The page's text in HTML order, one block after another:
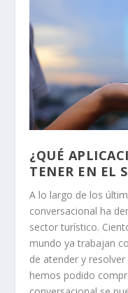
¿QUÉ
TENER EN EL
A lo largo de los
conversacional ha
sector turístico.
mundo ya trabajan
de atender y
hemos podido